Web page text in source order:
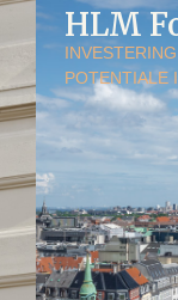
HLM
POTENTIALE